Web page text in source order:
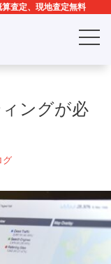
査定、現地査定無料
ングが必
グ